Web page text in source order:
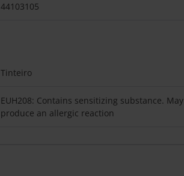
44103105
Tinteiro
EUH208: Contains sensitizing substance. May
produce an allergic reaction